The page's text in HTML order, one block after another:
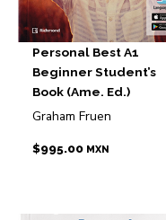
Personal Best A1
Beginner Student’s
Book (Ame. Ed.)
Graham Fruen
$995.00 MXN